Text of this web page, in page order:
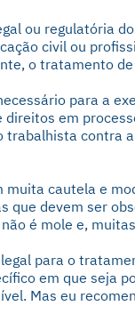
ou regulatória
civil ou
o tratamento de
para a
em
contra
muita cautela e
devem ser
é mole e,
para o
em que seja
Mas eu